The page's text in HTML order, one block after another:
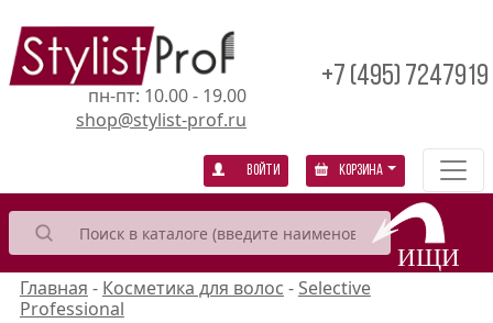
пн-пт: 10.00 - 19.00
shop@stylist-prof.ru
+7 (495) 7247919
Войти Корзина
Главная - Косметика для волос -Selective
Professional